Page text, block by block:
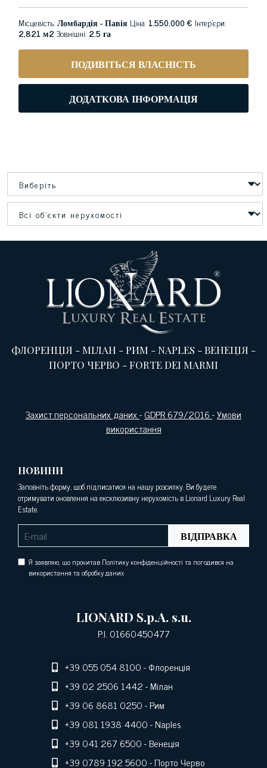
Місцевість:Ломбардія - Павія Ціна: 1.550.000 € Інтер'єри:
2,821 м2Зовнішні: 2.5 га
ПОДИВІТЬСЯ ВЛАСНІСТЬ
ДОДАТКОВА ІНФОРМАЦІЯ
ФЛОРЕНЦІЯ -МІЛАН -РИМ -NAPLES -ВЕНЕЦІЯ -
ПОРТО ЧЕРВО -FORTE DEI MARMI
Захист персональних даних-GDPR 679/2016-Умови
використання
НОВИНИ
Заповніть форму, щоб підписатися на нашу розсилку. Ви будете
отримувати оновлення на ексклюзивну нерухомість в Lionard Luxury Real
Estate.
ВІДПРАВКА
Я заявляю, що прочитав Політику конфіденційності та погодився на
використання та обробку даних
LIONARD S.p.A. s.u.
P.I. 01660450477
+39 055 054 8100- Флоренція
+39 02 2506 1442- Мілан
+39 06 8681 0250- Рим
+39 081 1938 4400- Naples
+39 041 267 6500- Венеція
+39 0789 192 5600- Порто Черво